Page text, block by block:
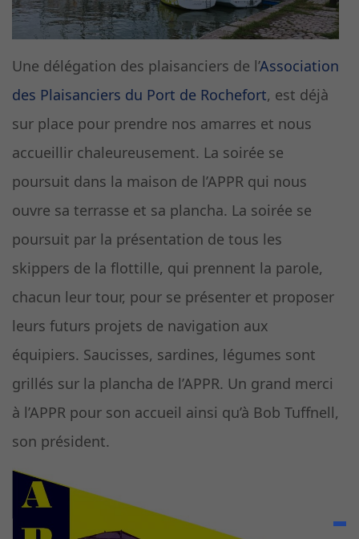
Une délégation des plaisanciers de l’Association
des Plaisanciers du Port de Rochefort, est déjà
sur place pour prendre nos amarres et nous
accueillir chaleureusement. La soirée se
poursuit dans la maison de l’APPR qui nous
ouvre sa terrasse et sa plancha. La soirée se
poursuit par la présentation de tous les
skippers de la flottille, qui prennent la parole,
chacun leur tour, pour se présenter et proposer
leurs futurs projets de navigation aux
équipiers. Saucisses, sardines, légumes sont
grillés sur la plancha de l’APPR. Un grand merci
à l’APPR pour son accueil ainsi qu’à Bob Tuffnell,
son président.